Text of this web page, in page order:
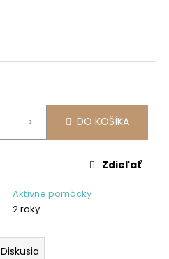
DO KOŠÍKA
Aktívne pomôcky
2 roky
Zdieľať
Diskusia